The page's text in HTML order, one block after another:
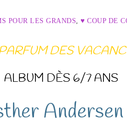
POUR LES GRANDS ♥ COUP DE
DES
ALBUM DÈS 6/7 ANS
Andersen